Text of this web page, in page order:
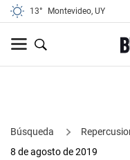
13° Montevideo, UY
Búsqueda
8 de agosto de 2019